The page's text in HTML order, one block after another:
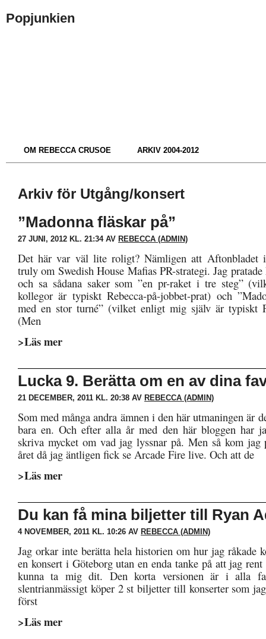
Popjunkien
OM REBECCA CRUSOE ARKIV 2004-2012
Arkiv för Utgång/konsert
”Madonna fläskar på”
27 JUNI, 2012 KL. 21:34 AV REBECCA (ADMIN)
Det här var väl lite roligt? Nämligen att Aftonbladet
truly om Swedish House Mafias PR-strategi. Jag
och sa sådana saker som ”en pr-raket i tre steg”
kollegor är typiskt Rebecca-på-jobbet-prat) och
med en stor turné” (vilket enligt mig själv är typiskt
(Men
>Läs mer
Lucka 9. Berätta om en av dina
21 DECEMBER, 2011 KL. 20:38 AV REBECCA (ADMIN)
Som med många andra ämnen i den här utmaningen är
bara en. Och efter alla år med den här bloggen har
skriva mycket om vad jag lyssnar på. Men så kom jag
året då jag äntligen fick se Arcade Fire live. Och att de
>Läs mer
Du kan få mina biljetter till Ryan
4 NOVEMBER, 2011 KL. 10:26 AV REBECCA (ADMIN)
Jag orkar inte berätta hela historien om hur jag råkade
en konsert i Göteborg utan en enda tanke på att jag
kunna ta mig dit. Den korta versionen är i alla
slentrianmässigt köper 2 st biljetter till konserter som
först
>Läs mer